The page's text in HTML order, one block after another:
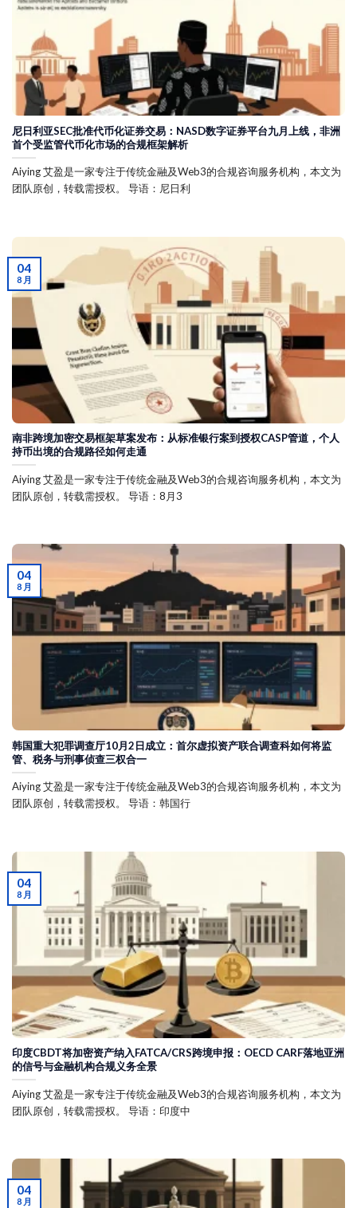
尼日利亚SEC批准代币化证券交易：NASD数字证券平台九月上线，非洲
首个受监管代币化市场的合规框架解析
Aiying 艾盈是一家专注于传统金融及Web3的合规咨询服务机构，本文为
团队原创，转载需授权。 导语：尼日利
南非跨境加密交易框架草案发布：从标准银行案到授权CASP管道，个人
持币出境的合规路径如何走通
Aiying 艾盈是一家专注于传统金融及Web3的合规咨询服务机构，本文为
团队原创，转载需授权。 导语：8月3
04
8 月
韩国重大犯罪调查厅10月2日成立：首尔虚拟资产联合调查科如何将监
管、税务与刑事侦查三权合一
Aiying 艾盈是一家专注于传统金融及Web3的合规咨询服务机构，本文为
团队原创，转载需授权。 导语：韩国行
04
8 月
印度CBDT将加密资产纳入FATCA/CRS跨境申报：OECD CARF落地亚洲
的信号与金融机构合规义务全景
Aiying 艾盈是一家专注于传统金融及Web3的合规咨询服务机构，本文为
团队原创，转载需授权。 导语：印度中
04
8 月
04
8 月